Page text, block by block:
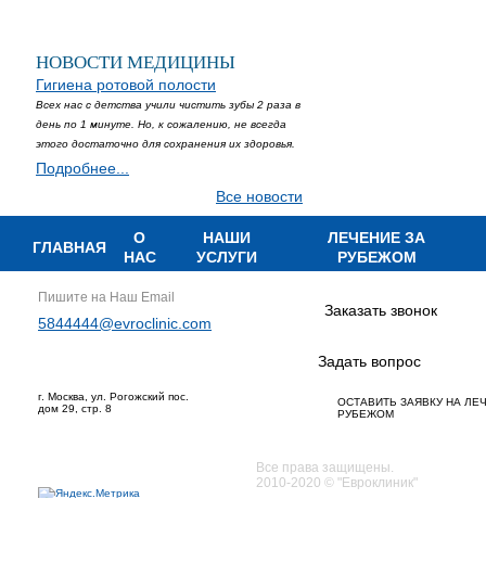
НОВОСТИ МЕДИЦИНЫ
Гигиена ротовой полости
Всех нас с детства учили чистить зубы 2 раза в
день по 1 минуте. Но, к сожалению, не всегда
этого достаточно для сохранения их здоровья.
Подробнее...
Все новости
ГЛАВНАЯ
О
НАС
НАШИ
УСЛУГИ
ЛЕЧЕНИЕ ЗА
РУБЕЖОМ
Пишите на Наш Email
5844444@evroclinic.com
Заказать звонок
Задать вопрос
ОСТАВИТЬ ЗАЯВКУ НА
РУБЕЖОМ
г. Москва, ул. Рогожский пос.
дом 29, стр. 8
Все права защищены.
2010-2020 © "Евроклиник"